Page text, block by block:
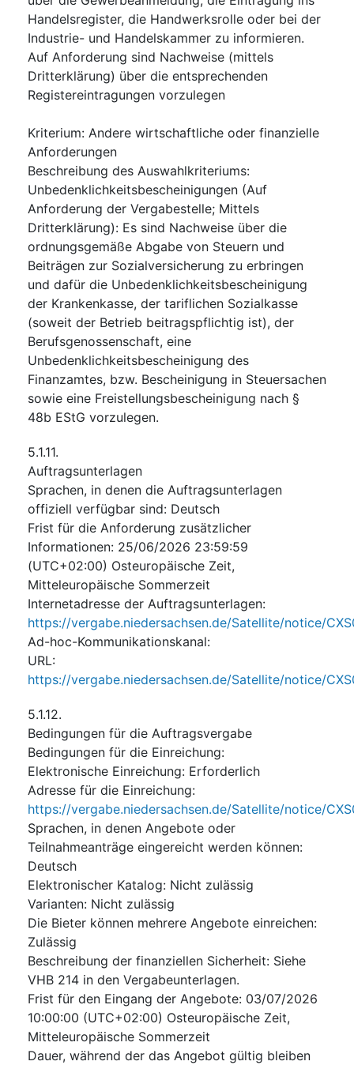
Handelsregister, die Handwerksrolle oder bei der
Industrie- und Handelskammer zu informieren.
Auf Anforderung sind Nachweise (mittels
Dritterklärung) über die entsprechenden
Registereintragungen vorzulegen
Kriterium: Andere wirtschaftliche oder finanzielle
Anforderungen
Beschreibung des Auswahlkriteriums:
Unbedenklichkeitsbescheinigungen (Auf
Anforderung der Vergabestelle; Mittels
Dritterklärung): Es sind Nachweise über die
ordnungsgemäße Abgabe von Steuern und
Beiträgen zur Sozialversicherung zu erbringen
und dafür die Unbedenklichkeitsbescheinigung
der Krankenkasse, der tariflichen Sozialkasse
(soweit der Betrieb beitragspflichtig ist), der
Berufsgenossenschaft, eine
Unbedenklichkeitsbescheinigung des
Finanzamtes, bzw. Bescheinigung in Steuersachen
sowie eine Freistellungsbescheinigung nach §
48b EStG vorzulegen.
5.1.11.
Auftragsunterlagen
Sprachen, in denen die Auftragsunterlagen
offiziell verfügbar sind: Deutsch
Frist für die Anforderung zusätzlicher
Informationen: 25/06/2026 23:59:59
(UTC+02:00) Osteuropäische Zeit,
Mitteleuropäische Sommerzeit
Internetadresse der Auftragsunterlagen:
https://vergabe.niedersachsen.de/Satellite/notice/
Ad-hoc-Kommunikationskanal:
URL:
https://vergabe.niedersachsen.de/Satellite/notice/
5.1.12.
Bedingungen für die Auftragsvergabe
Bedingungen für die Einreichung:
Elektronische Einreichung: Erforderlich
Adresse für die Einreichung:
https://vergabe.niedersachsen.de/Satellite/notice/
Sprachen, in denen Angebote oder
Teilnahmeanträge eingereicht werden können:
Deutsch
Elektronischer Katalog: Nicht zulässig
Varianten: Nicht zulässig
Die Bieter können mehrere Angebote einreichen:
Zulässig
Beschreibung der finanziellen Sicherheit: Siehe
VHB 214 in den Vergabeunterlagen.
Frist für den Eingang der Angebote: 03/07/2026
10:00:00 (UTC+02:00) Osteuropäische Zeit,
Mitteleuropäische Sommerzeit
Dauer, während der das Angebot gültig bleiben